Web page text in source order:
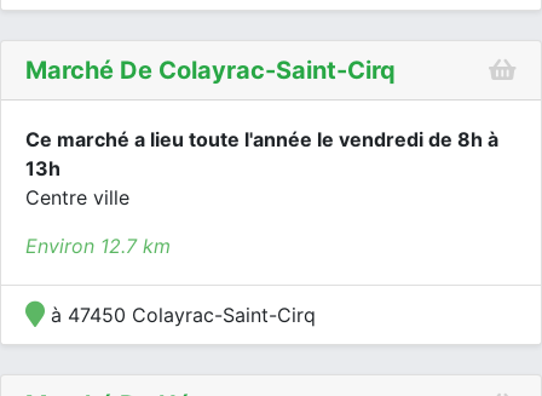
Marché De Colayrac-Saint-Cirq
Ce marché a lieu toute l'année le vendredi de 8h à
13h
Centre ville
Environ 12.7 km
à 47450 Colayrac-Saint-Cirq